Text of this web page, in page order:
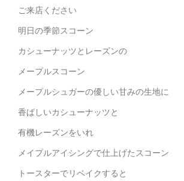
ご来店ください
明日の季節スコーン
カシューナッツとレーズンの
メープルスコーン
メープルシュガーの優しい甘みの生地に
香ばしいカシューナッツと
有機レーズンをいれ
メイプルアイシングで仕上げたスコーン
トースターでリベイクすると